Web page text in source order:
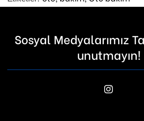
Sosyal Medyalarımız
unutmayın!